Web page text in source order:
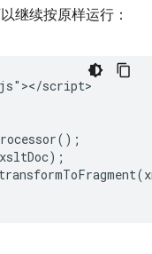
继续按原样运行：
script>